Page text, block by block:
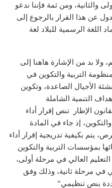
والثانية، ومن ثمة فإننا ندعو
عن هذا القرار بالرجوع إلى
اللغة الرسمية للبلاد لغة
ولا بد من الإشارة هاهنا إلى
التربية والتكوين في
الأجيال الصاعدة، وتكوين
التنمية الشاملة
إلا أنّ المادة 45 من القانون الإطار تنص إقرار أداء
إذ جاء في المادة
يتم بكيفية تدريجية إقرار أداء
بمؤسسات التربية والتكوين
العالي في مرحلة أولى،
في مرحلة ثانية، وذلك وفق
بنص تنظيمي”